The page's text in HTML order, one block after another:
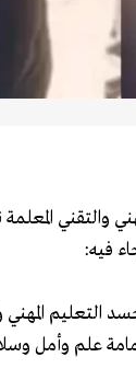
والتقني
فيه:
التعليم المهني
علم وأمل